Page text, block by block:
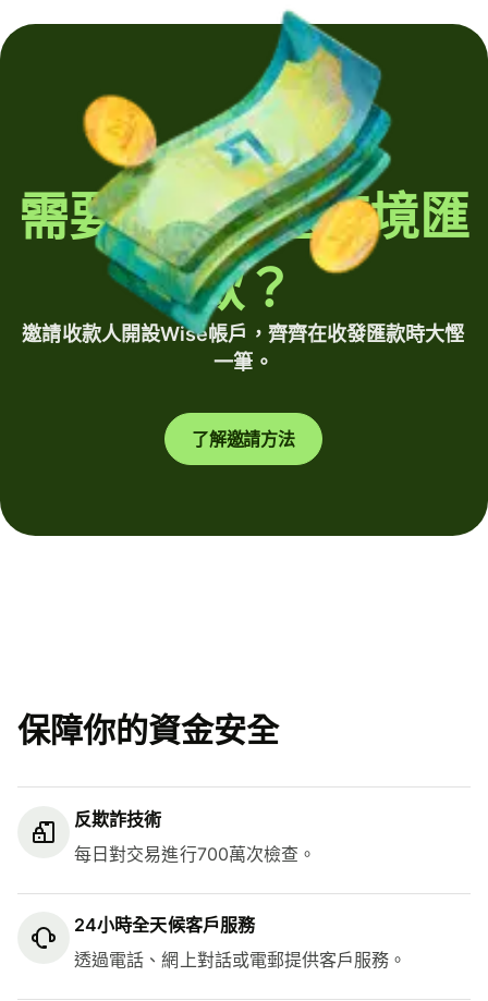
需要定期發送跨境匯
款？
邀請收款人開設Wise帳戶，齊齊在收發匯款時大慳
一筆。
了解邀請方法
保障你的資金安全
反欺詐技術
每日對交易進行700萬次檢查。
24小時全天候客戶服務
透過電話、網上對話或電郵提供客戶服務。